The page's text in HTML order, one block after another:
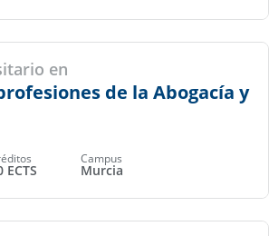
en
de la Abogacía y
ECTS
Campus
Murcia